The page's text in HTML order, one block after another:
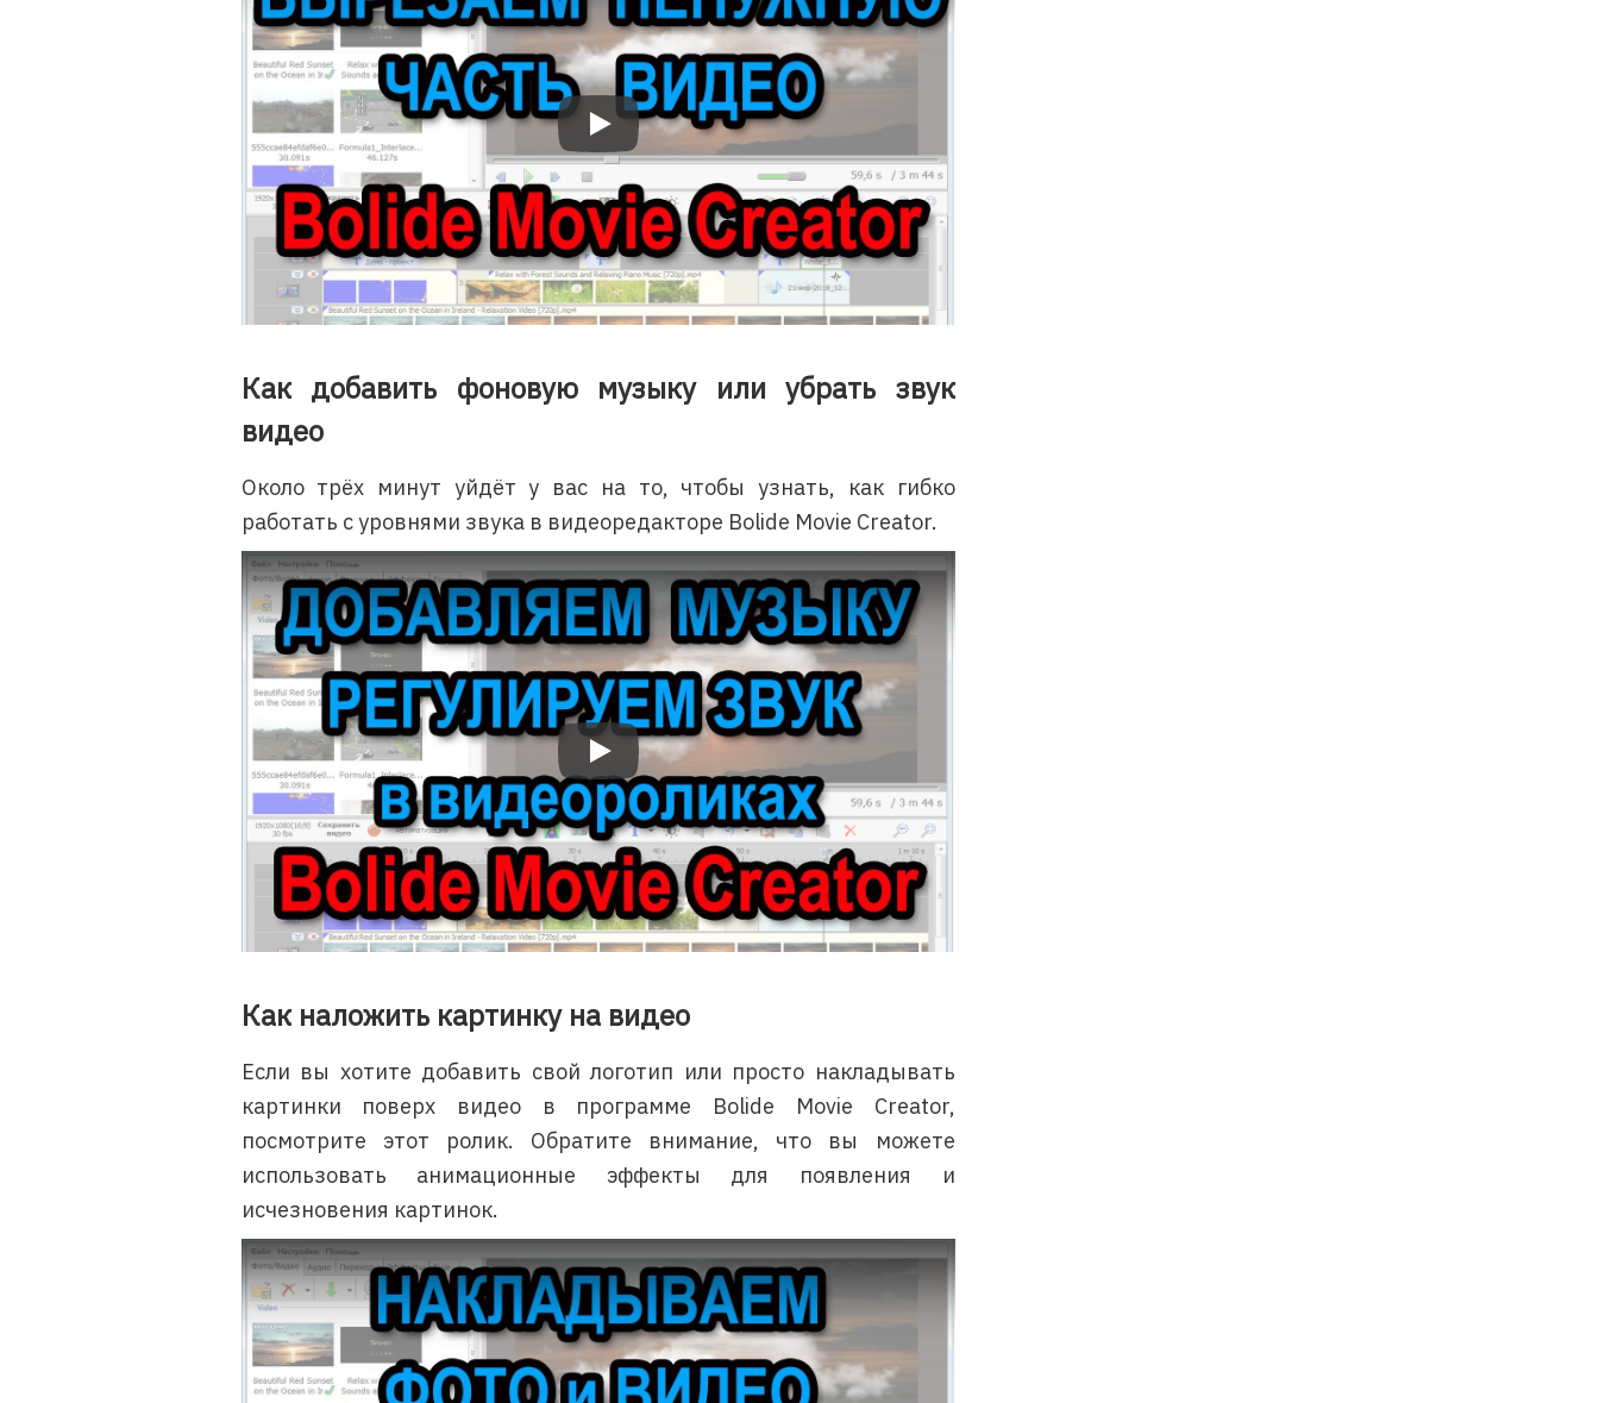
Bolide Movie Creator: Как вырезать ненужную часть видео
Как добавить фоновую музыку или убрать звук
видео
Около трёх минут уйдёт у вас на то, чтобы узнать, как гибко
работать с уровнями звука в видеоредакторе Bolide Movie Creator.
Bolide Movie Creator: Как добавить фоновую музыку или заменить фон видео
Как наложить картинку на видео
Если вы хотите добавить свой логотип или просто накладывать
картинки поверх видео в программе Bolide Movie Creator,
посмотрите этот ролик. Обратите внимание, что вы можете
использовать анимационные эффекты для появления и
исчезновения картинок.